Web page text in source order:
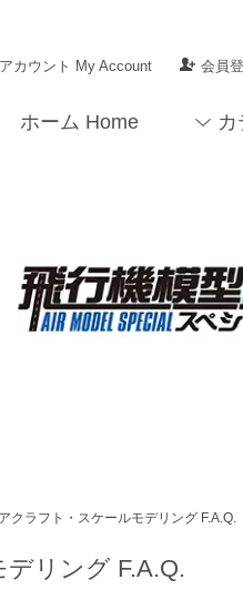
カウント My Account 会員
ホーム Home
クラフト・スケールモデリング F.A.Q.
リング F.A.Q.